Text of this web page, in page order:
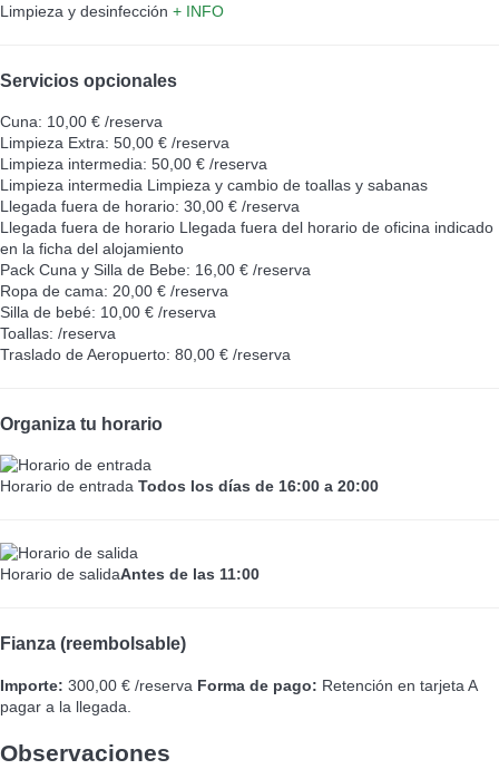
Limpieza y desinfección + INFO
Servicios opcionales
Cuna: 10,00 € /reserva
Limpieza Extra: 50,00 € /reserva
Limpieza intermedia: 50,00 € /reserva
Limpieza intermedia Limpieza y cambio de toallas y sabanas
Llegada fuera de horario: 30,00 € /reserva
Llegada fuera de horario Llegada fuera del horario de oficina indicado
en la ficha del alojamiento
Pack Cuna y Silla de Bebe: 16,00 € /reserva
Ropa de cama: 20,00 € /reserva
Silla de bebé: 10,00 € /reserva
Toallas: /reserva
Traslado de Aeropuerto: 80,00 € /reserva
Organiza tu horario
Horario de entrada Todos los días de 16:00 a 20:00
Horario de salidaAntes de las 11:00
Fianza (reembolsable)
Importe: 300,00 € /reserva Forma de pago: Retención en tarjeta A
pagar a la llegada.
Observaciones